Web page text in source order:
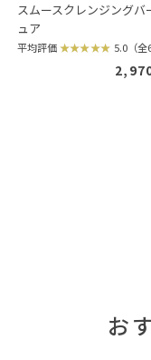
スムースクレンジング
ュア
平均評価 5.0（全
お